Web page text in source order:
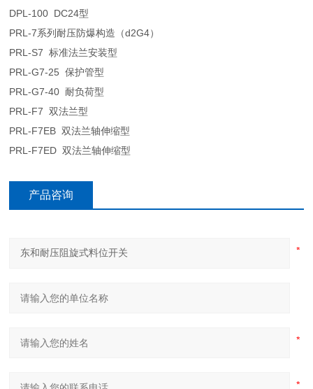
DPL-100 DC24型
PRL-7系列耐压防爆构造（d2G4）
PRL-S7 标准法兰安装型
PRL-G7-25 保护管型
PRL-G7-40 耐负荷型
PRL-F7 双法兰型
PRL-F7EB 双法兰轴伸缩型
PRL-F7ED 双法兰轴伸缩型
产品咨询